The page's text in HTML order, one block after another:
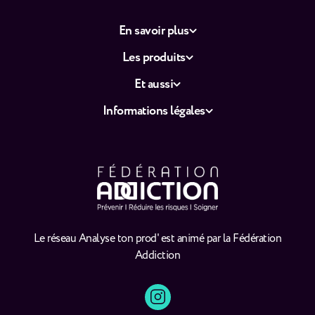
Le réseau Analyse ton prod' est animé par la Fédération
Addiction
En savoir plus
Les produits
Et aussi
Informations légales